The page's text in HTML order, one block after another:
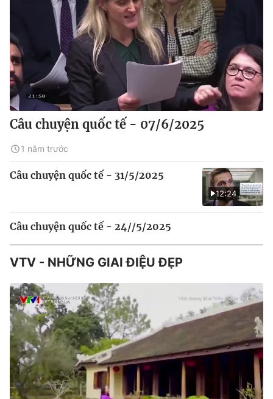
Câu chuyện quốc tế - 07/6/2025
1 năm trước
12:24
Câu chuyện quốc tế - 31/5/2025
Câu chuyện quốc tế - 24//5/2025
VTV - NHỮNG GIAI ĐIỆU ĐẸP